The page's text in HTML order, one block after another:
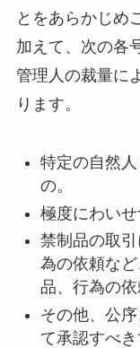
とをあらかじめ
加えて、次の各
管理人の裁量に
ります。
特定の自然
の。
極度にわいせ
禁制品の取
為の依頼な
品、行為の
その他、公
て承認すべき